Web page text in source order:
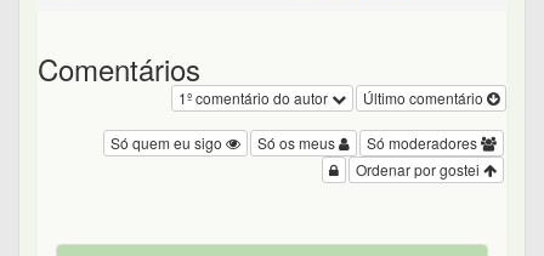
Comentários
Último comentário
1º comentário do autor
Só moderadores
Só os meus
Só quem eu sigo
Ordenar por gostei